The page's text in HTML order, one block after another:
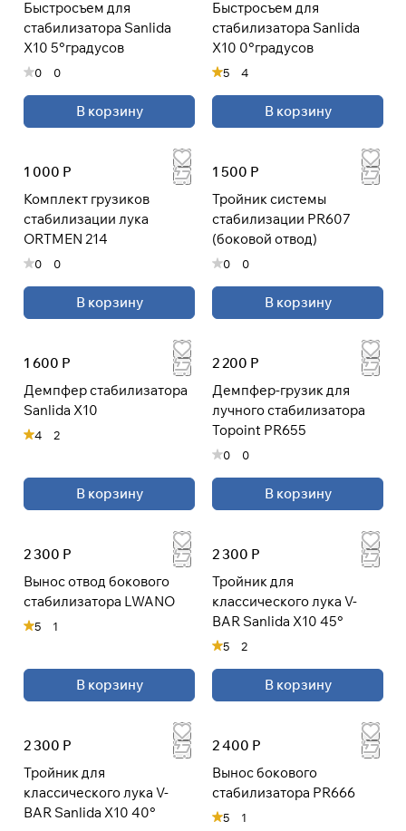
Быстросъем для
стабилизатора Sanlida
X10 5°градусов
0 0
В корзину
Быстросъем для
стабилизатора Sanlida
X10 0°градусов
5 4
В корзину
1 000 Р
Комплект грузиков
стабилизации лука
ORTMEN 214
0 0
В корзину
1 500 Р
Тройник системы
стабилизации PR607
(боковой отвод)
0 0
В корзину
1 600 Р
Демпфер стабилизатора
Sanlida X10
4 2
В корзину
2 200 Р
Демпфер-грузик для
лучного стабилизатора
Topoint PR655
0 0
В корзину
2 300 Р
Вынос отвод бокового
стабилизатора LWANO
5 1
В корзину
2 300 Р
Тройник для
классического лука V-
BAR Sanlida X10 45°
5 2
В корзину
2 300 Р
Тройник для
классического лука V-
BAR Sanlida X10 40°
2 400 Р
Вынос бокового
стабилизатора PR666
5 1
25
недели
раз в 2 недели
Остались вопросы?
8 800 302-02-51
plait.ru